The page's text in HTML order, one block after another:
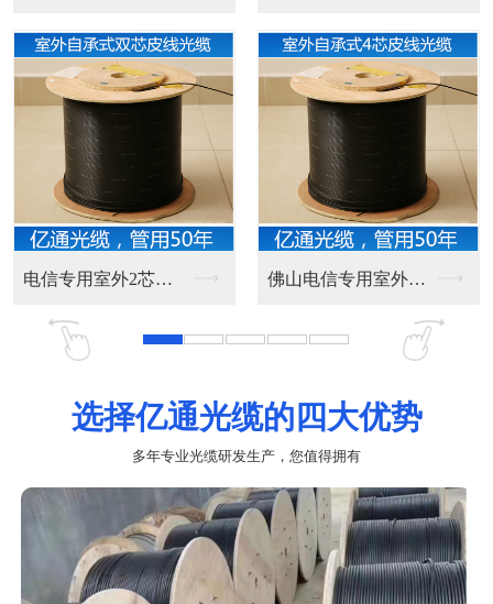
电信专用室外2芯皮线... 佛山电信专用室外自承...
选择亿通光缆的四大优势
多年专业光缆研发生产，您值得拥有